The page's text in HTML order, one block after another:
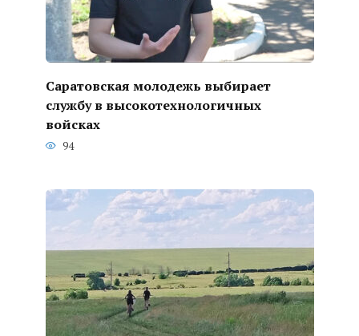
Саратовская молодежь выбирает
службу в высокотехнологичных
войсках
94